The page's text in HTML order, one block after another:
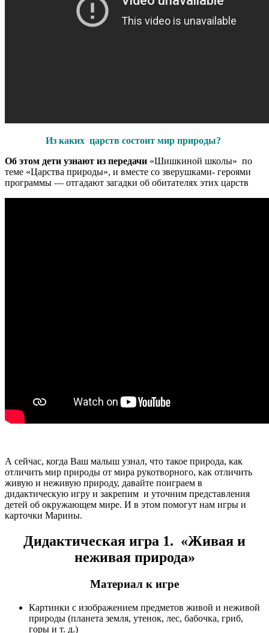
Из каких царств состоит мир природы?
Об этом дети узнают из передачи «Шишкиной школы» по
теме «Царства природы», и вместе со зверушками- героями
программы — отгадают загадки об обитателях этих царств
А сейчас, когда Ваш малыш узнал, что такое природа, как
отличить мир природы от мира рукотворного, как отличить
живую и неживую природу, давайте поиграем в
дидактическую игру и закрепим и уточним представления
детей об окружающем мире. И в этом помогут нам игры и
карточки Марины.
Дидактическая игра 1. «Живая и
неживая природа»
Материал к игре
Картинки с изображением предметов живой и неживой
природы (планета земля, утенок, лес, бабочка, гриб,
горы и т. д.)